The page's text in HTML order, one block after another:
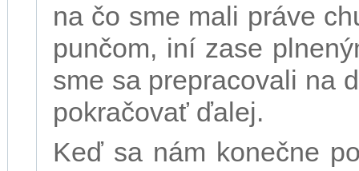
na čo sme mali práve
punčom, iní zase
sme sa prepracovali na
pokračovať ďalej.
Keď sa nám konečne